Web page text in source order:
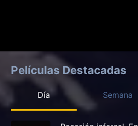
Películas Destacadas
Día Semana